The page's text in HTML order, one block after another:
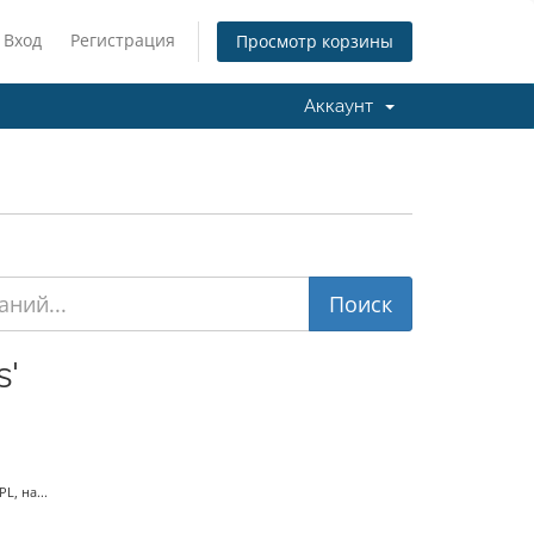
Вход Регистрация Просмотр корзины
Аккаунт
на...